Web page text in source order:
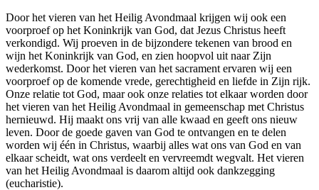
Door het vieren van het Heilig Avondmaal krijgen wij ook een
voorproef op het Koninkrijk van God, dat Jezus Christus heeft
verkondigd. Wij proeven in de bijzondere tekenen van brood en
wijn het Koninkrijk van God, en zien hoopvol uit naar Zijn
wederkomst. Door het vieren van het sacrament ervaren wij een
voorproef op de komende vrede, gerechtigheid en liefde in Zijn rijk.
Onze relatie tot God, maar ook onze relaties tot elkaar worden door
het vieren van het Heilig Avondmaal in gemeenschap met Christus
hernieuwd. Hij maakt ons vrij van alle kwaad en geeft ons nieuw
leven. Door de goede gaven van God te ontvangen en te delen
worden wij één in Christus, waarbij alles wat ons van God en van
elkaar scheidt, wat ons verdeelt en vervreemdt wegvalt. Het vieren
van het Heilig Avondmaal is daarom altijd ook dankzegging
(eucharistie).